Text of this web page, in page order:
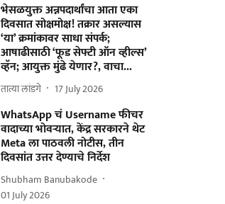
भेसळयुक्त अन्नपदार्थांचा आता एका
दिवसात सोक्षमोक्ष! तक्रार असल्यास
‘या’ क्रमांकावर साधा संपर्क;
आषाढीसाठी ‘फूड सेफ्टी ऑन व्हील्स’
व्हॅन; आयुक्त मुंढे येणार?, वाचा...
तात्या लांडगे 17 July 2026
WhatsApp चं Username फीचर
वादाच्या भोवऱ्यात, केंद्र सरकारने थेट
Meta ला पाठवली नोटीस, तीन
दिवसांत उत्तर देण्याचे निर्देश
Shubham Banubakode
01 July 2026